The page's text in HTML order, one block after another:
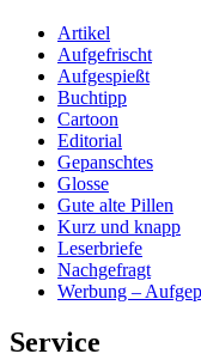
Artikel
Aufgefrischt
Aufgespießt
Buchtipp
Cartoon
Editorial
Gepanschtes
Glosse
Gute alte Pillen
Kurz und knapp
Leserbriefe
Nachgefragt
Werbung –
Service